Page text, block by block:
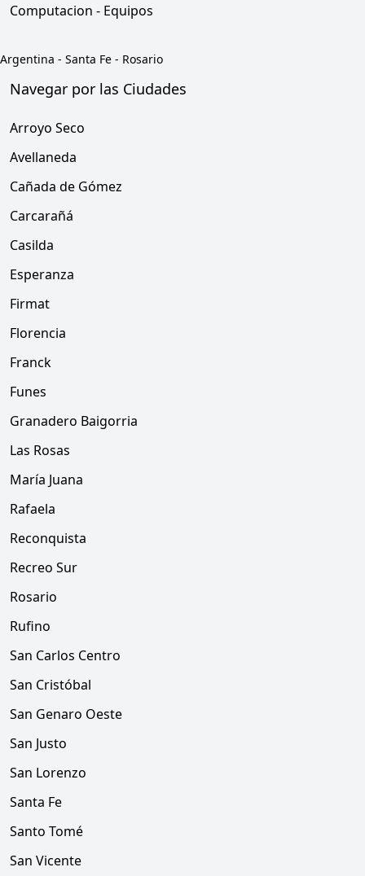
Computacion - Equipos
Argentina - Santa Fe - Rosario
Navegar por las Ciudades
Arroyo Seco
Avellaneda
Cañada de Gómez
Carcarañá
Casilda
Esperanza
Firmat
Florencia
Franck
Funes
Granadero Baigorria
Las Rosas
María Juana
Rafaela
Reconquista
Recreo Sur
Rosario
Rufino
San Carlos Centro
San Cristóbal
San Genaro Oeste
San Justo
San Lorenzo
Santa Fe
Santo Tomé
San Vicente